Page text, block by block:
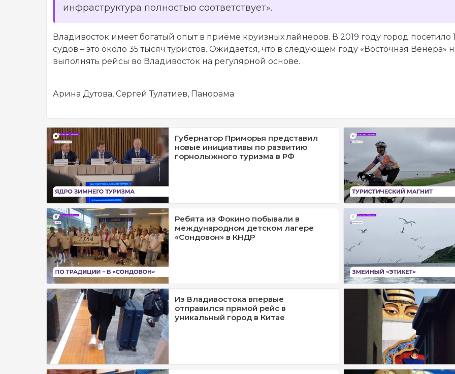
инфраструктура полностью соответствует».
Владивосток имеет богатый опыт в приёме круизных лайнеров. В 2019 году город посетило
судов – это около 35 тысяч туристов. Ожидается, что в следующем году «Восточная Венера»
выполнять рейсы во Владивосток на регулярной основе.
Арина Дутова, Сергей Тулатиев, Панорама
Губернатор Приморья представил
новые инициативы по развитию
горнолыжного туризма в РФ
Ребята из Фокино побывали в
международном детском лагере
«Сондовон» в КНДР
Из Владивостока впервые
отправился прямой рейс в
уникальный город в Китае